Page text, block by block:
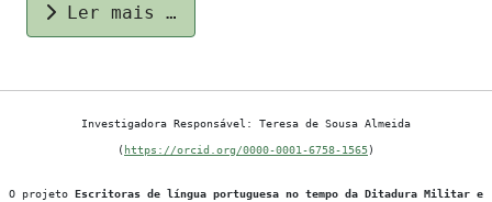
Ler mais …
Investigadora Responsável: Teresa de Sousa Almeida
( https://orcid.org/0000-0001-6758-1565)
O projeto Escritoras de língua portuguesa no tempo da Ditadura Militar e